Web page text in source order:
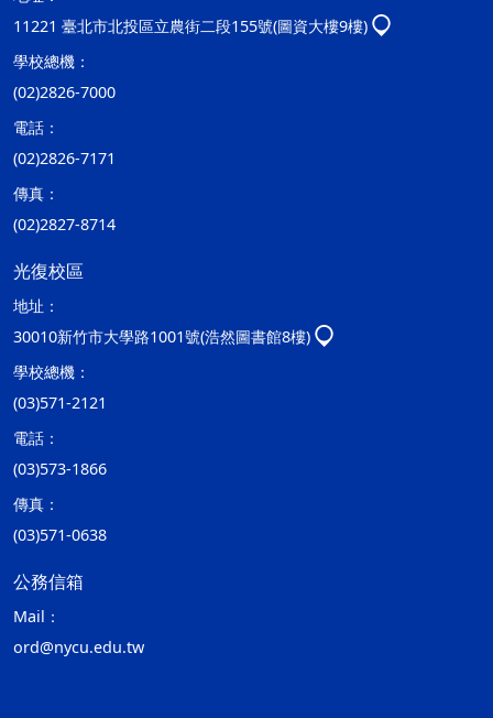
11221 臺北市北投區立農街二段155號(圖資大樓9樓)
學校總機：
(02)2826-7000
電話：
(02)2826-7171
傳真：
(02)2827-8714
光復校區
地址：
30010新竹市大學路1001號(浩然圖書館8樓)
學校總機：
(03)571-2121
電話：
(03)573-1866
傳真：
(03)571-0638
公務信箱
Mail：
ord@nycu.edu.tw